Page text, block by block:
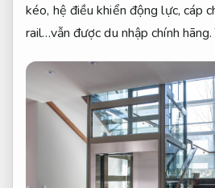
kéo, hệ điều khiển động lực, cáp
rail…vẫn được du nhập chính hãng.